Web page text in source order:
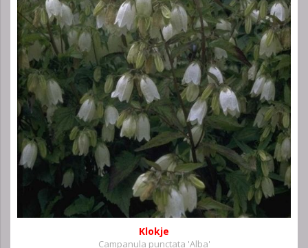
Klokje
Campanula punctata 'Alba'